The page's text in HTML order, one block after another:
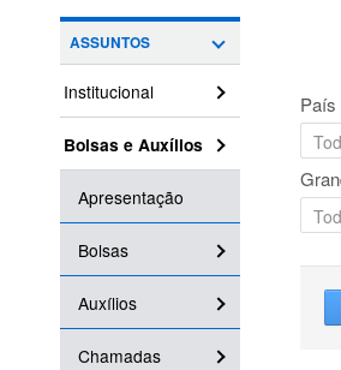
ASSUNTOS
Institucional
Bolsas e Auxílios
Apresentação
Bolsas
Auxílios
Chamadas
País